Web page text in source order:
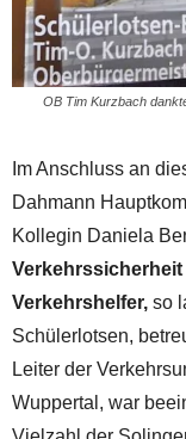
OB Tim Kurzbach
Im Anschluss an
Dahmann
Kollegin Daniela
Verkehrssicherheit
Verkehrshelfer, so
Schülerlotsen,
Leiter der
Wuppertal, war